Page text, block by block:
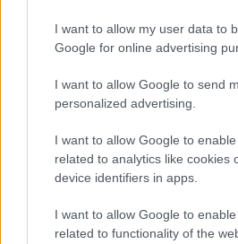
I want to allow my user data to
Google for online advertising
I want to allow Google to send
personalized advertising.
I want to allow Google to
related to analytics like cookies
device identifiers in apps.
I want to allow Google to
related to functionality of the
Acquisizione Fincantieri-
e rimettono capitale